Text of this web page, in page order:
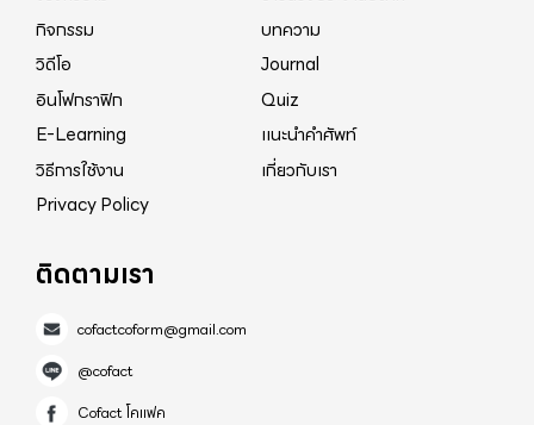
กิจกรรม
บทความ
วิดีโอ
Journal
อินโฟกราฟิก
Quiz
E-Learning
แนะนำคำศัพท์
วิธีการใช้งาน
เกี่ยวกับเรา
Privacy Policy
ติดตามเรา
cofactcoform@gmail.com
@cofact
Cofact โคแฟค